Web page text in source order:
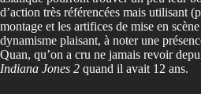
d’action très référencées mais utilisant
montage et les artifices de mise en
dynamisme plaisant, à noter une
Quan, qu’on a cru ne jamais revoir
Indiana Jones 2 quand il avait 12 ans.